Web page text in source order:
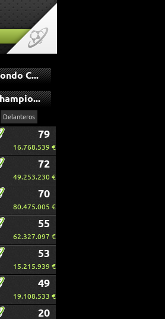
Último video del futmondo Champions
Plantilla - futmondo Champions
Delanteros
79
16.768.539 €
72
49.253.230 €
70
80.475.005 €
55
62.327.097 €
53
15.215.939 €
49
19.108.533 €
20